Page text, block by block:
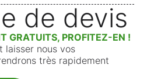
de devis
GRATUITS, PROFITEZ-EN !
laisser nous vos
très rapidement